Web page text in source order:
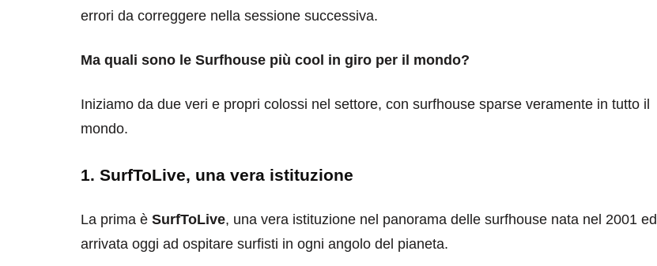
errori da correggere nella sessione successiva.
Ma quali sono le Surfhouse più cool in giro per il mondo?
Iniziamo da due veri e propri colossi nel settore, con surfhouse sparse veramente in tutto il
mondo.
1. SurfToLive, una vera istituzione
La prima è SurfToLive, una vera istituzione nel panorama delle surfhouse nata nel 2001 ed
arrivata oggi ad ospitare surfisti in ogni angolo del pianeta.